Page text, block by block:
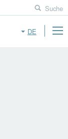
DE
Suche